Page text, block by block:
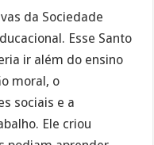
da Sociedade
Esse Santo
ir além do ensino
moral, o
sociais e a
Ele criou